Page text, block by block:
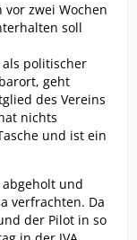
zwei Wochen
soll
politischer
geht
des Vereins
nichts
und ist ein
und
verfrachten. Da
der Pilot in so